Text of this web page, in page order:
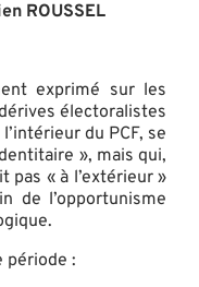
ROUSSEL
exprimé sur les
électoralistes
du PCF, se
», mais qui,
pas « à l’extérieur »
de l’opportunisme
période :